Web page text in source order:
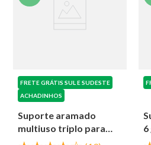
FRETE GRÁTIS SUL E SUDESTE
ACHADINHOS
Suporte aramado
multiuso triplo para
parede